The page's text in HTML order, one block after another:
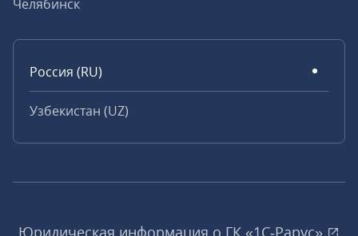
Челябинск
Россия (RU)
Узбекистан (UZ)
Юридическая информация о ГК «1С‑Рарус»